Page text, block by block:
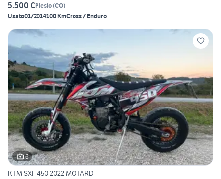
5.500 €Plesio(CO)
Usato01/2014100 KmCross / Enduro
6
KTM SXF 450 2022 MOTARD